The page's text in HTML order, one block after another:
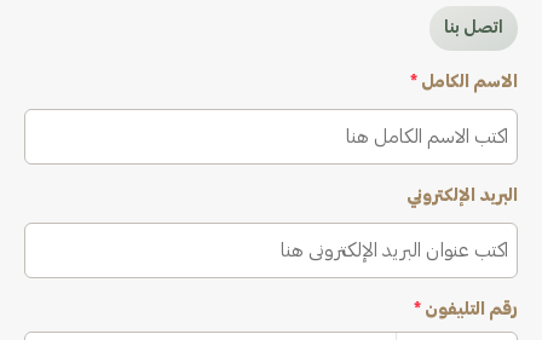
اتصل بنا
الاسم الكامل *
البريد الإلكتروني
رقم التليفون *